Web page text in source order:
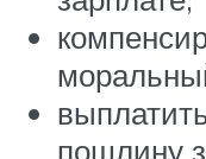
пошлину